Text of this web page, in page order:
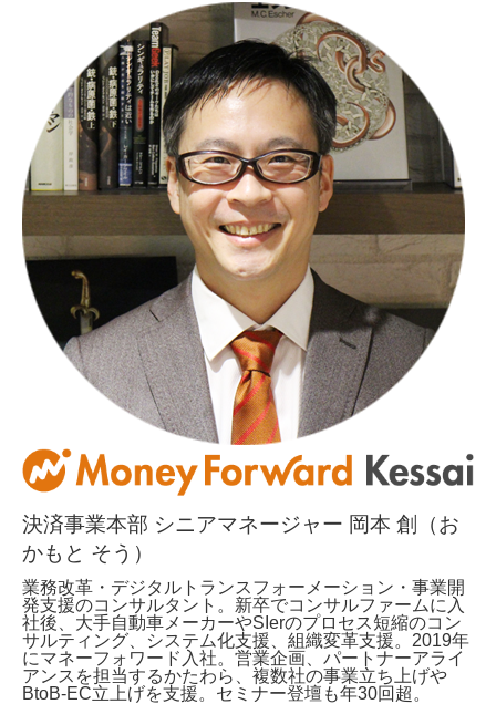
決済事業本部 シニアマネージャー 岡本 創（お
かもと そう）
業務改革・デジタルトランスフォーメーション・事業開
発支援のコンサルタント。新卒でコンサルファームに入
社後、大手自動車メーカーやSIerのプロセス短縮のコン
サルティング、システム化支援、組織変革支援。2019年
にマネーフォワード入社。営業企画、パートナーアライ
アンスを担当するかたわら、複数社の事業立ち上げや
BtoB-EC立上げを支援。セミナー登壇も年30回超。